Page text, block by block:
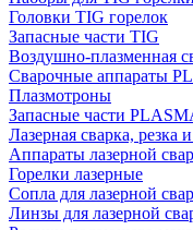
Головки TIG горелок
Запасные части TIG
Воздушно-плазменная
Сварочные аппараты
Плазмотроны
Запасные части
Лазерная сварка, резка
Аппараты лазерной
Горелки лазерные
Сопла для лазерной
Линзы для лазерной